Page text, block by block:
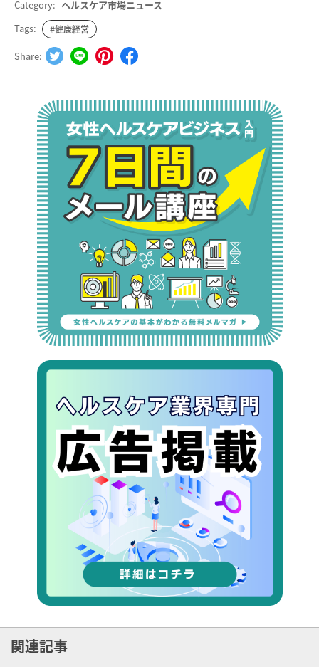
Category: ヘルスケア市場ニュース
Tags:
#健康経営
Share:
関連記事